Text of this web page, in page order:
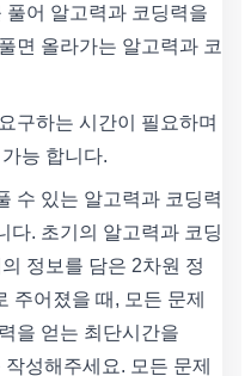
풀어 알고력과 코딩력을
면 올라가는 알고력과 코
구하는 시간이 필요하며
능 합니다.
수 있는 알고력과 코딩력
다. 초기의 알고력과 코딩
정보를 담은 2차원 정
주어졌을 때, 모든 문제
을 얻는 최단시간을
성해주세요. 모든 문제